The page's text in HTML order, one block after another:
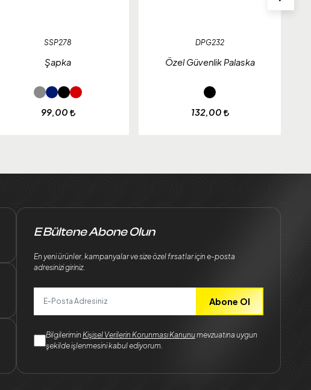
SSP278
Şapka
99,00
DPG232
Özel Güvenlik Palaska
132,00
E Bültene Abone Olun
En yeni ürünler, kampanyalar ve size özel fırsatlar için e-posta
adresinizi giriniz.
Abone Ol
BilgileriminKişisel Verilerin Korunması Kanunumevzuatına uygun
şekilde işlenmesini kabul ediyorum.